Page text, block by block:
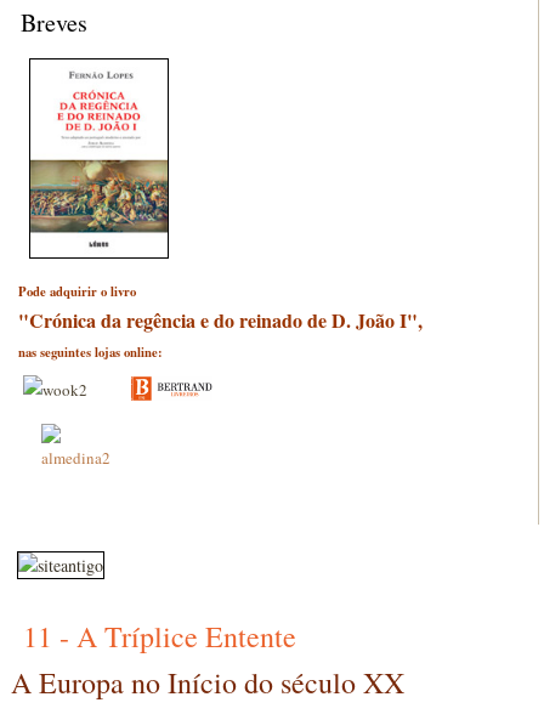
Breves
Pode adquirir o livro
"Crónica da regência e do reinado de D. João I",
nas seguintes lojas online:
11 - A Tríplice Entente
A Europa no Início do século XX